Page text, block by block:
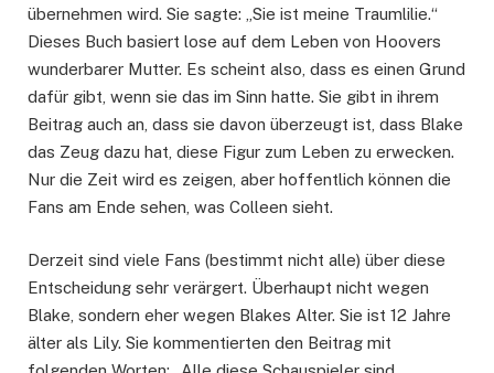
übernehmen wird. Sie sagte: „Sie ist meine Traumlilie.“
Dieses Buch basiert lose auf dem Leben von Hoovers
wunderbarer Mutter. Es scheint also, dass es einen Grund
dafür gibt, wenn sie das im Sinn hatte. Sie gibt in ihrem
Beitrag auch an, dass sie davon überzeugt ist, dass Blake
das Zeug dazu hat, diese Figur zum Leben zu erwecken.
Nur die Zeit wird es zeigen, aber hoffentlich können die
Fans am Ende sehen, was Colleen sieht.
Derzeit sind viele Fans (bestimmt nicht alle) über diese
Entscheidung sehr verärgert. Überhaupt nicht wegen
Blake, sondern eher wegen Blakes Alter. Sie ist 12 Jahre
älter als Lily. Sie kommentierten den Beitrag mit